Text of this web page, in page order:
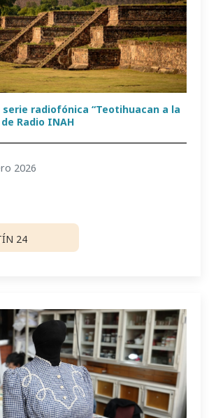
serie radiofónica “Teotihuacan a la
Radio INAH
2026
24